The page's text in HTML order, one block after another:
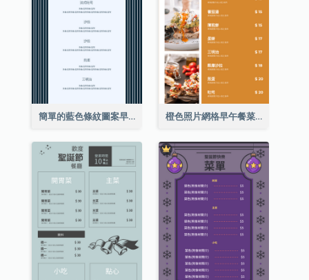
簡單的藍色條紋圖案早午餐菜單 橙色照片網格早午餐菜單